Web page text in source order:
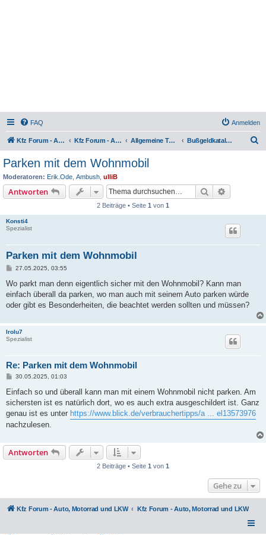
FAQ Anmelden
Kfz Forum - Auto, Motorrad und LKW Kfz Forum - Auto, Motorrad und LKW Allgemeine Themen rund ums Kfz Bußgeldkatalog, Bußgelder, Punkte und Fahrverbote
Parken mit dem Wohnmobil
Moderatoren: Erik.Ode Ambush ulliB
Antworten Suche
2 Beiträge • Seite 1 von 1
Konsti4
Spezialist
Parken mit dem Wohnmobil
B
i
r
a
27.05.2025, 03:55
Wo parkt man denn eigentlich sicher mit den Wohnmobil? Kann man
einfach überall da parken, wo man auch mit seinem Auto parken würde
oder gibt es Besonderheiten, die beachtet werden sollten und müssen?
Irolu7
Spezialist
Re: Parken mit dem Wohnmobil
B
i
r
a
30.05.2025, 01:03
Einfach so und überall kann man mit einem Wohnmobil nicht parken. Am
sichersten ist es natürlich dort, wo es auch extra ausgeschildert ist. Ganz
genau ist es unter https://www.blick.de/verbrauchertipps/a ... el13573976
nachzulesen.
Antworten
2 Beiträge • Seite 1 von 1
Gehe zu
Kfz Forum - Auto, Motorrad und LKW Kfz Forum - Auto, Motorrad und LKW